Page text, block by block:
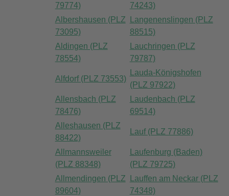
79774)
74243)
Albershausen (PLZ
73095)
Langenenslingen (PLZ
88515)
Aldingen (PLZ
78554)
Lauchringen (PLZ
79787)
Alfdorf (PLZ 73553)
Lauda-Königshofen
(PLZ 97922)
Allensbach (PLZ
78476)
Laudenbach (PLZ
69514)
Alleshausen (PLZ
88422)
Lauf (PLZ 77886)
Allmannsweiler
(PLZ 88348)
Laufenburg (Baden)
(PLZ 79725)
Allmendingen (PLZ
89604)
Lauffen am Neckar (PLZ
74348)